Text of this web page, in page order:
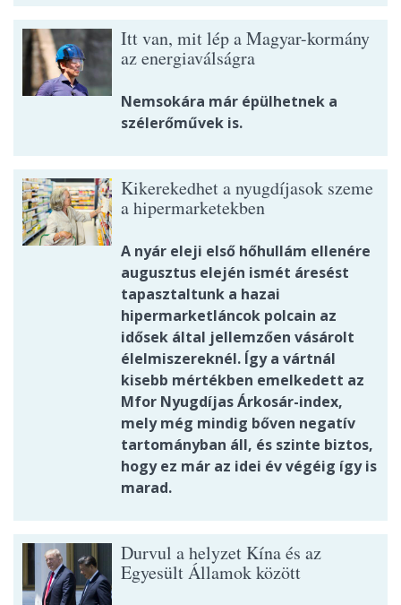
Itt van, mit lép a Magyar-kormány
az energiaválságra
Nemsokára már épülhetnek a
szélerőművek is.
Kikerekedhet a nyugdíjasok szeme
a hipermarketekben
A nyár eleji első hőhullám ellenére
augusztus elején ismét áresést
tapasztaltunk a hazai
hipermarketláncok polcain az
idősek által jellemzően vásárolt
élelmiszereknél. Így a vártnál
kisebb mértékben emelkedett az
Mfor Nyugdíjas Árkosár-index,
mely még mindig bőven negatív
tartományban áll, és szinte biztos,
hogy ez már az idei év végéig így is
marad.
Durvul a helyzet Kína és az
Egyesült Államok között